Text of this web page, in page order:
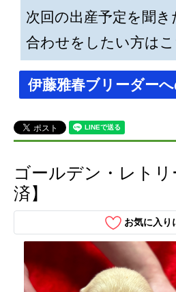
次回の出産予定を聞
合わせをしたい方はこ
伊藤雅春ブリーダー
ゴールデン・レト
済】
お気に入り